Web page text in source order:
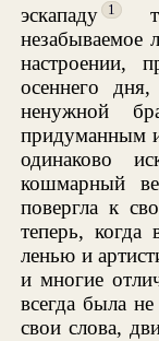
эскападу
1
незабываемое
настроении,
осеннего
ненужной
придуманным
одинаково
кошмарный
повергла к
теперь, когда
ленью и
и многие
всегда была
свои слова,